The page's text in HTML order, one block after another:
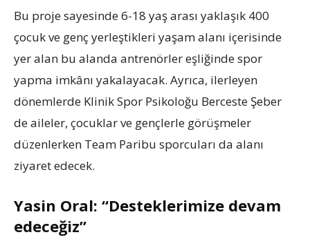
Bu proje sayesinde 6-18 yaş arası yaklaşık 400
çocuk ve genç yerleştikleri yaşam alanı içerisinde
yer alan bu alanda antrenörler eşliğinde spor
yapma imkânı yakalayacak. Ayrıca, ilerleyen
dönemlerde Klinik Spor Psikoloğu Berceste Şeber
de aileler, çocuklar ve gençlerle görüşmeler
düzenlerken Team Paribu sporcuları da alanı
ziyaret edecek.
Yasin Oral: “Desteklerimize devam
edeceğiz”